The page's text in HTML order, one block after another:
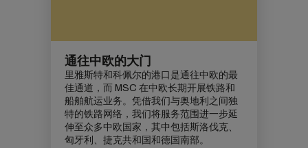
通往中欧的大门
里雅斯特和科佩尔的港口是通往中欧的最
佳通道，而 MSC 在中欧长期开展铁路和
船舶航运业务。凭借我们与奥地利之间独
特的铁路网络，我们将服务范围进一步延
伸至众多中欧国家，其中包括斯洛伐克、
匈牙利、捷克共和国和德国南部。